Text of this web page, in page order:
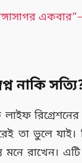
নাকি
লাইফ
তা ভুলে
মনে রাখেন।